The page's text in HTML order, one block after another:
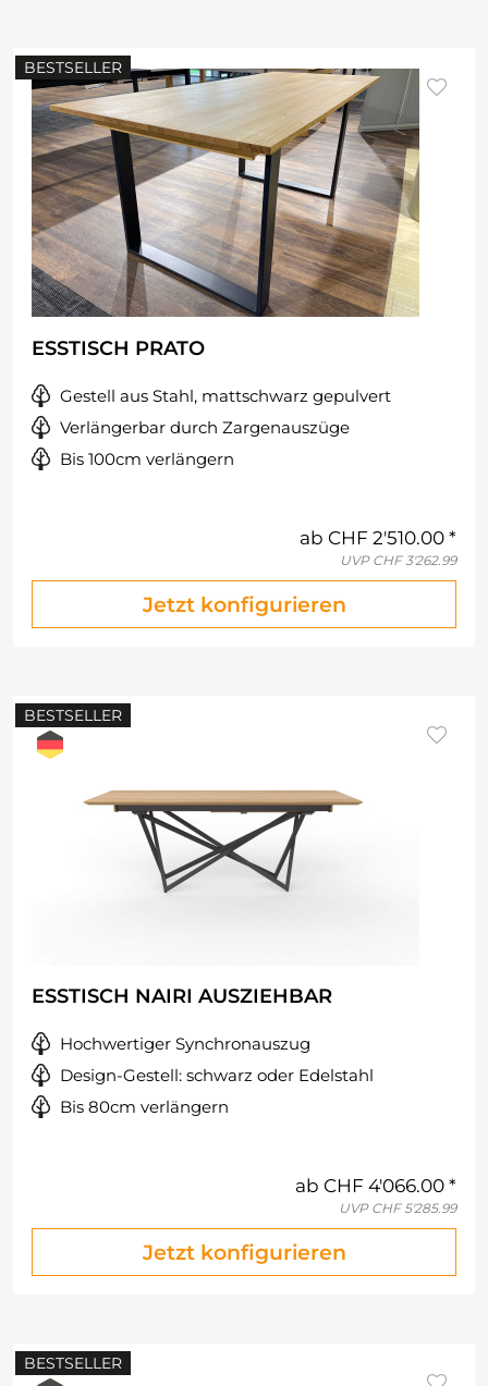
BESTSELLER
ESSTISCH PRATO
Gestell aus Stahl, mattschwarz gepulvert
Verlängerbar durch Zargenauszüge
Bis 100cm verlängern
ab CHF 2'510.00
UVP CHF 3'262.99
Jetzt konfigurieren
BESTSELLER
ESSTISCH NAIRI AUSZIEHBAR
Hochwertiger Synchronauszug
Design-Gestell: schwarz oder Edelstahl
Bis 80cm verlängern
ab CHF 4'066.00
UVP CHF 5'285.99
Jetzt konfigurieren
BESTSELLER